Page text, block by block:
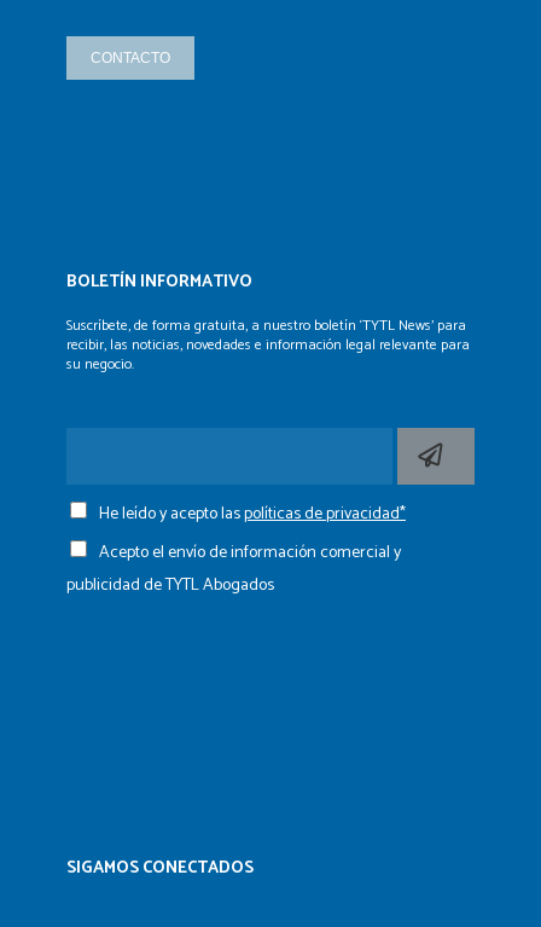
CONTACTO
BOLETÍN INFORMATIVO
Suscríbete, de forma gratuita, a nuestro boletín ‘TYTL News’ para
recibir, las noticias, novedades e información legal relevante para
su negocio.
He leído y acepto laspolíticas de privacidad*
Acepto el envío de información comercial y
publicidad de TYTL Abogados
SIGAMOS CONECTADOS​